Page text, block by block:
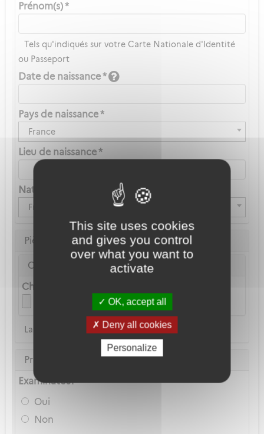
This site uses cookies
and gives you control
over what you want to
activate
OK, accept all
Deny all cookies
Personalize
Prénom(s) *
Tels qu'indiqués sur votre Carte Nationale d'Identité
ou Passeport
Date de naissance *
Pays de naissance *
France
Lieu de naissance *
Nationalité *
Française
Pièce d'identité
Carte Nationale d'Identité ou Passeport *
Choix du fichier
La copie du permis de conduire n'est pas acceptée
Privilèges Navigant
Examinateur *
Oui
Non